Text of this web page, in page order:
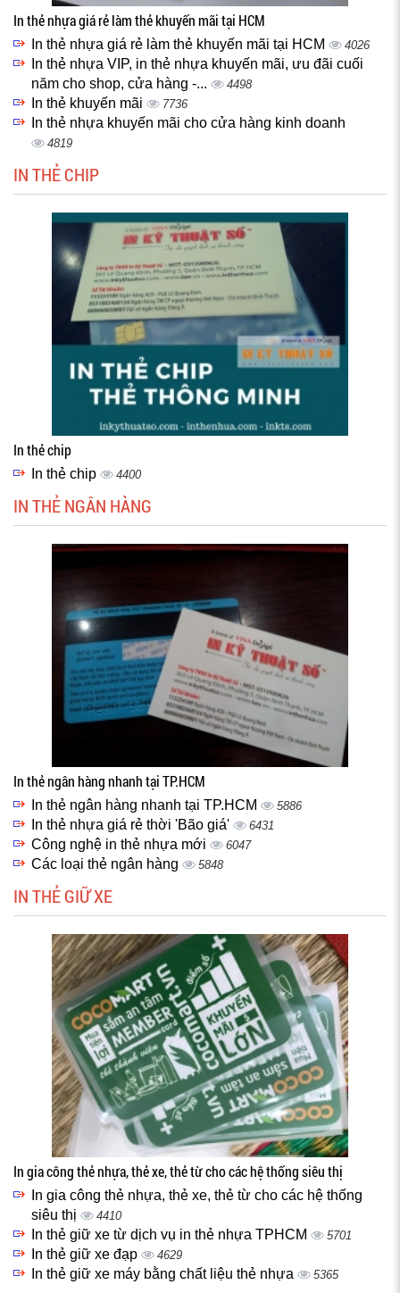
In thẻ nhựa giá rẻ làm thẻ khuyến mãi tại HCM
In thẻ nhựa giá rẻ làm thẻ khuyến mãi tại HCM 4026
In thẻ nhựa VIP, in thẻ nhựa khuyến mãi, ưu đãi cuối
năm cho shop, cửa hàng -...
4498
In thẻ khuyến mãi 7736
In thẻ nhựa khuyến mãi cho cửa hàng kinh doanh
4819
IN THẺ CHIP
In thẻ chip
In thẻ chip 4400
IN THẺ NGÂN HÀNG
In thẻ ngân hàng nhanh tại TP.HCM
In thẻ ngân hàng nhanh tại TP.HCM 5886
In thẻ nhựa giá rẻ thời 'Bão giá' 6431
Công nghệ in thẻ nhựa mới 6047
Các loại thẻ ngân hàng 5848
IN THẺ GIỮ XE
In gia công thẻ nhựa, thẻ xe, thẻ từ cho các hệ thống siêu thị
In gia công thẻ nhựa, thẻ xe, thẻ từ cho các hệ thống
siêu thị
4410
In thẻ giữ xe từ dịch vụ in thẻ nhựa TPHCM 5701
In thẻ giữ xe đạp 4629
In thẻ giữ xe máy bằng chất liệu thẻ nhựa 5365